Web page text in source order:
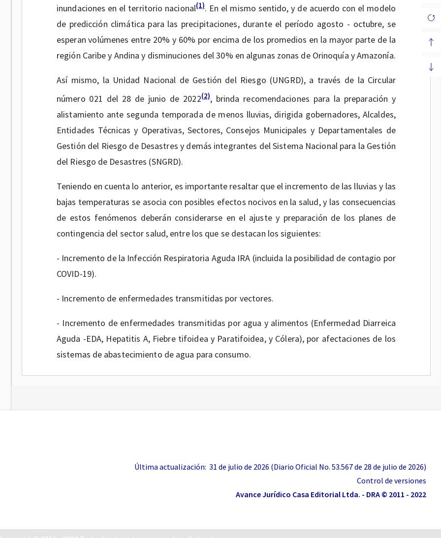
inundaciones en el territorio nacional(1). En el mismo sentido, y de acuerdo con el modelo
de predicción climática para las precipitaciones, durante el período agosto - octubre, se
esperan volúmenes entre 20% y 60% por encima de los promedios en la mayor parte de la
región Caribe y Andina y disminuciones del 30% en algunas zonas de Orinoquía y Amazonía.
Así mismo, la Unidad Nacional de Gestión del Riesgo (UNGRD), a través de la Circular
número 021 del 28 de junio de 2022(2), brinda recomendaciones para la preparación y
alistamiento ante segunda temporada de menos lluvias, dirigida gobernadores, Alcaldes,
Entidades Técnicas y Operativas, Sectores, Consejos Municipales y Departamentales de
Gestión del Riesgo de Desastres y demás integrantes del Sistema Nacional para la Gestión
del Riesgo de Desastres (SNGRD).
Teniendo en cuenta lo anterior, es importante resaltar que el incremento de las lluvias y las
bajas temperaturas se asocia con posibles efectos nocivos en la salud, y las consecuencias
de estos fenómenos deberán considerarse en el ajuste y preparación de los planes de
contingencia del sector salud, entre los que se destacan los siguientes:
- Incremento de la Infección Respiratoria Aguda IRA (incluida la posibilidad de contagio por
COVID-19).
- Incremento de enfermedades transmitidas por vectores.
- Incremento de enfermedades transmitidas por agua y alimentos (Enfermedad Diarreica
Aguda -EDA, Hepatitis A, Fiebre tifoidea y Paratifoidea, y Cólera), por afectaciones de los
sistemas de abastecimiento de agua para consumo.
- Riesgo para la seguridad alimentaria y nutricional.
ponzoñosos y enfermedades como la Leptospirosis y Rickettsiosis.
- Aumento en la demanda de atención en los servicios de salud asociados a traumatismos
Última actualización: 31 de julio de 2026 (Diario Oficial No. 53.567 de 28 de julio de 2026)
Control de versiones
Avance Jurídico Casa Editorial Ltda. - DRA © 2011 - 2022